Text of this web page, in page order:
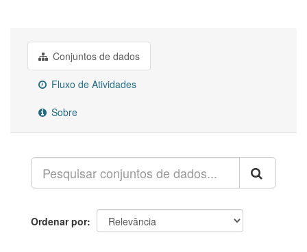
Conjuntos de dados
Fluxo de Atividades
Sobre
Ordenar por